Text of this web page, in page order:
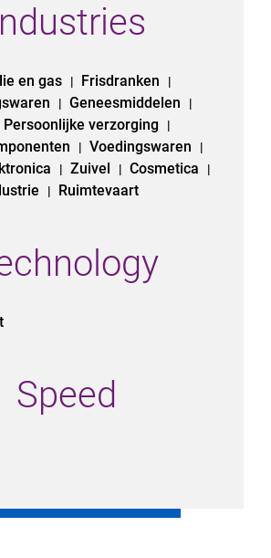
en gas | Frisdranken |
| Geneesmiddelen |
Persoonlijke verzorging |
| Voedingswaren |
| Zuivel | Cosmetica |
| Ruimtevaart
Speed